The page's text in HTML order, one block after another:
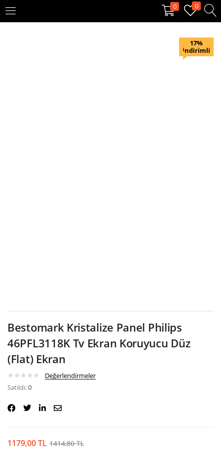
0 0
KAYIT OL
17%
indirimli
Bestomark Kristalize Panel Philips
46PFL3118K Tv Ekran Koruyucu Düz
(Flat) Ekran
Değerlendirmeler
Satıldı:0
1179,00TL 1414,80TL